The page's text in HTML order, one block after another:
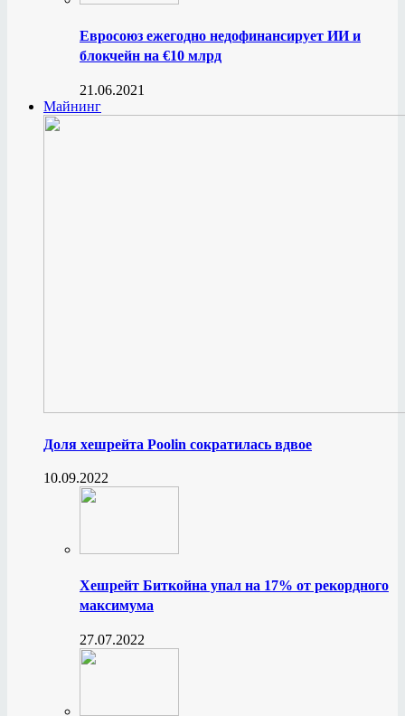
Евросоюз ежегодно недофинансирует ИИ и
блокчейн на €10 млрд
21.06.2021
Майнинг
Доля хешрейта Poolin сократилась вдвое
10.09.2022
Хешрейт Биткойна упал на 17% от рекордного
максимума
27.07.2022